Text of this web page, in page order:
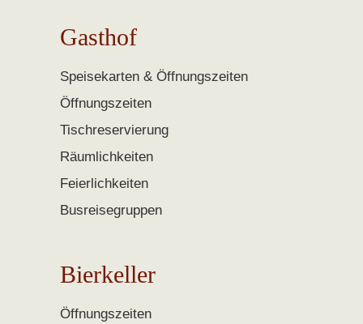
Gasthof
Speisekarten & Öffnungszeiten
Öffnungszeiten
Tischreservierung
Räumlichkeiten
Feierlichkeiten
Busreisegruppen
Bierkeller
Öffnungszeiten